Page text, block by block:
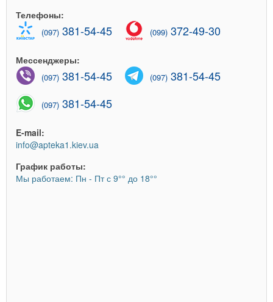
Телефоны:
(097) 381-54-45 (099) 372-49-30
Мессенджеры:
(097) 381-54-45 (097) 381-54-45
(097) 381-54-45
E-mail:
info@apteka1.kiev.ua
График работы:
Мы работаем: Пн - Пт с 9°° до 18°°